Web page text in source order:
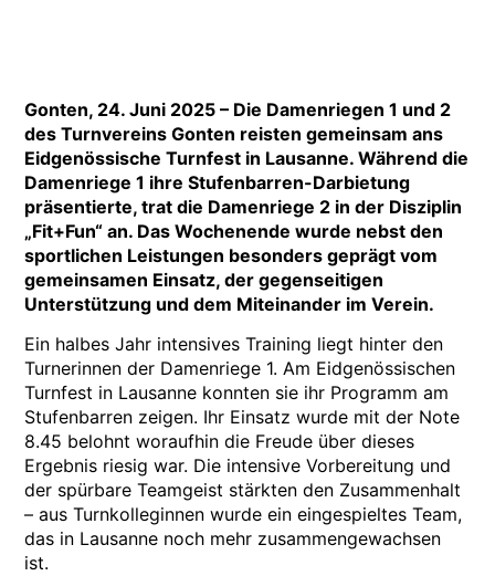
Gonten, 24. Juni 2025 – Die Damenriegen 1 und 2
des Turnvereins Gonten reisten gemeinsam ans
Eidgenössische Turnfest in Lausanne. Während die
Damenriege 1 ihre Stufenbarren-Darbietung
präsentierte, trat die Damenriege 2 in der Disziplin
„Fit+Fun“ an. Das Wochenende wurde nebst den
sportlichen Leistungen besonders geprägt vom
gemeinsamen Einsatz, der gegenseitigen
Unterstützung und dem Miteinander im Verein.
Ein halbes Jahr intensives Training liegt hinter den
Turnerinnen der Damenriege 1. Am Eidgenössischen
Turnfest in Lausanne konnten sie ihr Programm am
Stufenbarren zeigen. Ihr Einsatz wurde mit der Note
8.45 belohnt woraufhin die Freude über dieses
Ergebnis riesig war. Die intensive Vorbereitung und
der spürbare Teamgeist stärkten den Zusammenhalt
– aus Turnkolleginnen wurde ein eingespieltes Team,
das in Lausanne noch mehr zusammengewachsen
ist.